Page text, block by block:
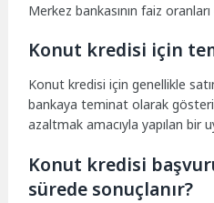
Merkez bankasının faiz
Konut kredisi için
Konut kredisi için genellikle
bankaya teminat olarak
azaltmak amacıyla yapılan bir
Konut kredisi
sürede sonuçlanır?